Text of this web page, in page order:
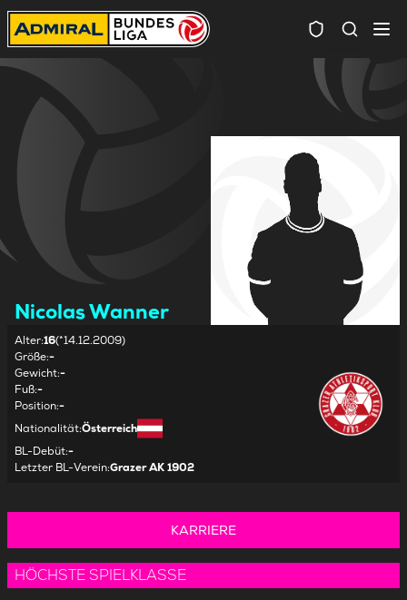
Nicolas Wanner
Alter:16(*14.12.2009)
Größe:-
Gewicht:-
Fuß:-
Position:-
Nationalität:Österreich
BL-Debüt:-
Letzter BL-Verein:Grazer AK 1902
KARRIERE
HÖCHSTE SPIELKLASSE